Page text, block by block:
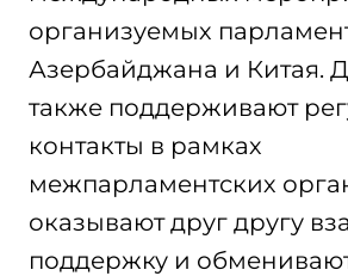
организуемых
Азербайджана и Китая.
также поддерживают
контакты в рамках
межпарламентских
оказывают друг другу
поддержку и